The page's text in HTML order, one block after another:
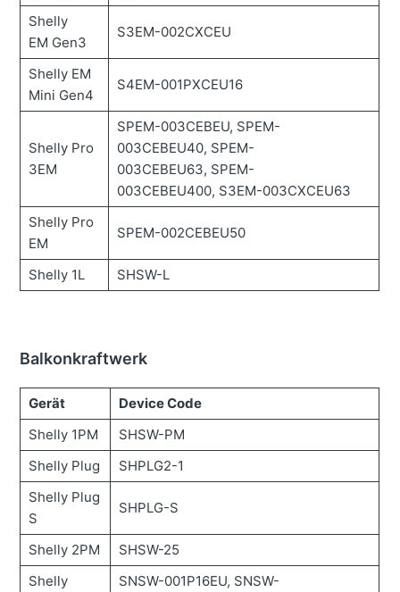
Shelly
EM Gen3
S3EM-002CXCEU
Shelly EM
Mini Gen4
S4EM-001PXCEU16
Shelly Pro
3EM
SPEM-003CEBEU, SPEM-
003CEBEU40, SPEM-
003CEBEU63, SPEM-
003CEBEU400, S3EM-003CXCEU63
Shelly Pro
EM
SPEM-002CEBEU50
Shelly 1L SHSW-L
Balkonkraftwerk
Gerät
Device Code
Shelly 1PM
SHSW-PM
Shelly Plug
SHPLG2-1
Shelly Plug
S
SHPLG-S
Shelly 2PM
SHSW-25
Shelly
SNSW-001P16EU, SNSW-